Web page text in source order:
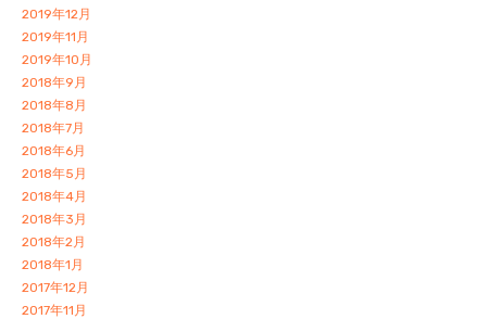
2019年12月
2019年11月
2019年10月
2018年9月
2018年8月
2018年7月
2018年6月
2018年5月
2018年4月
2018年3月
2018年2月
2018年1月
2017年12月
2017年11月